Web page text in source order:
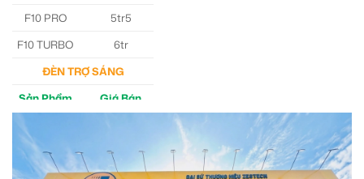
F10 PRO
5tr5
F10 TURBO
6tr
ĐÈN TRỢ SÁNG
Sản Phẩm
Giá Bán
M30 Ultra
Aozoom EX3
5tr